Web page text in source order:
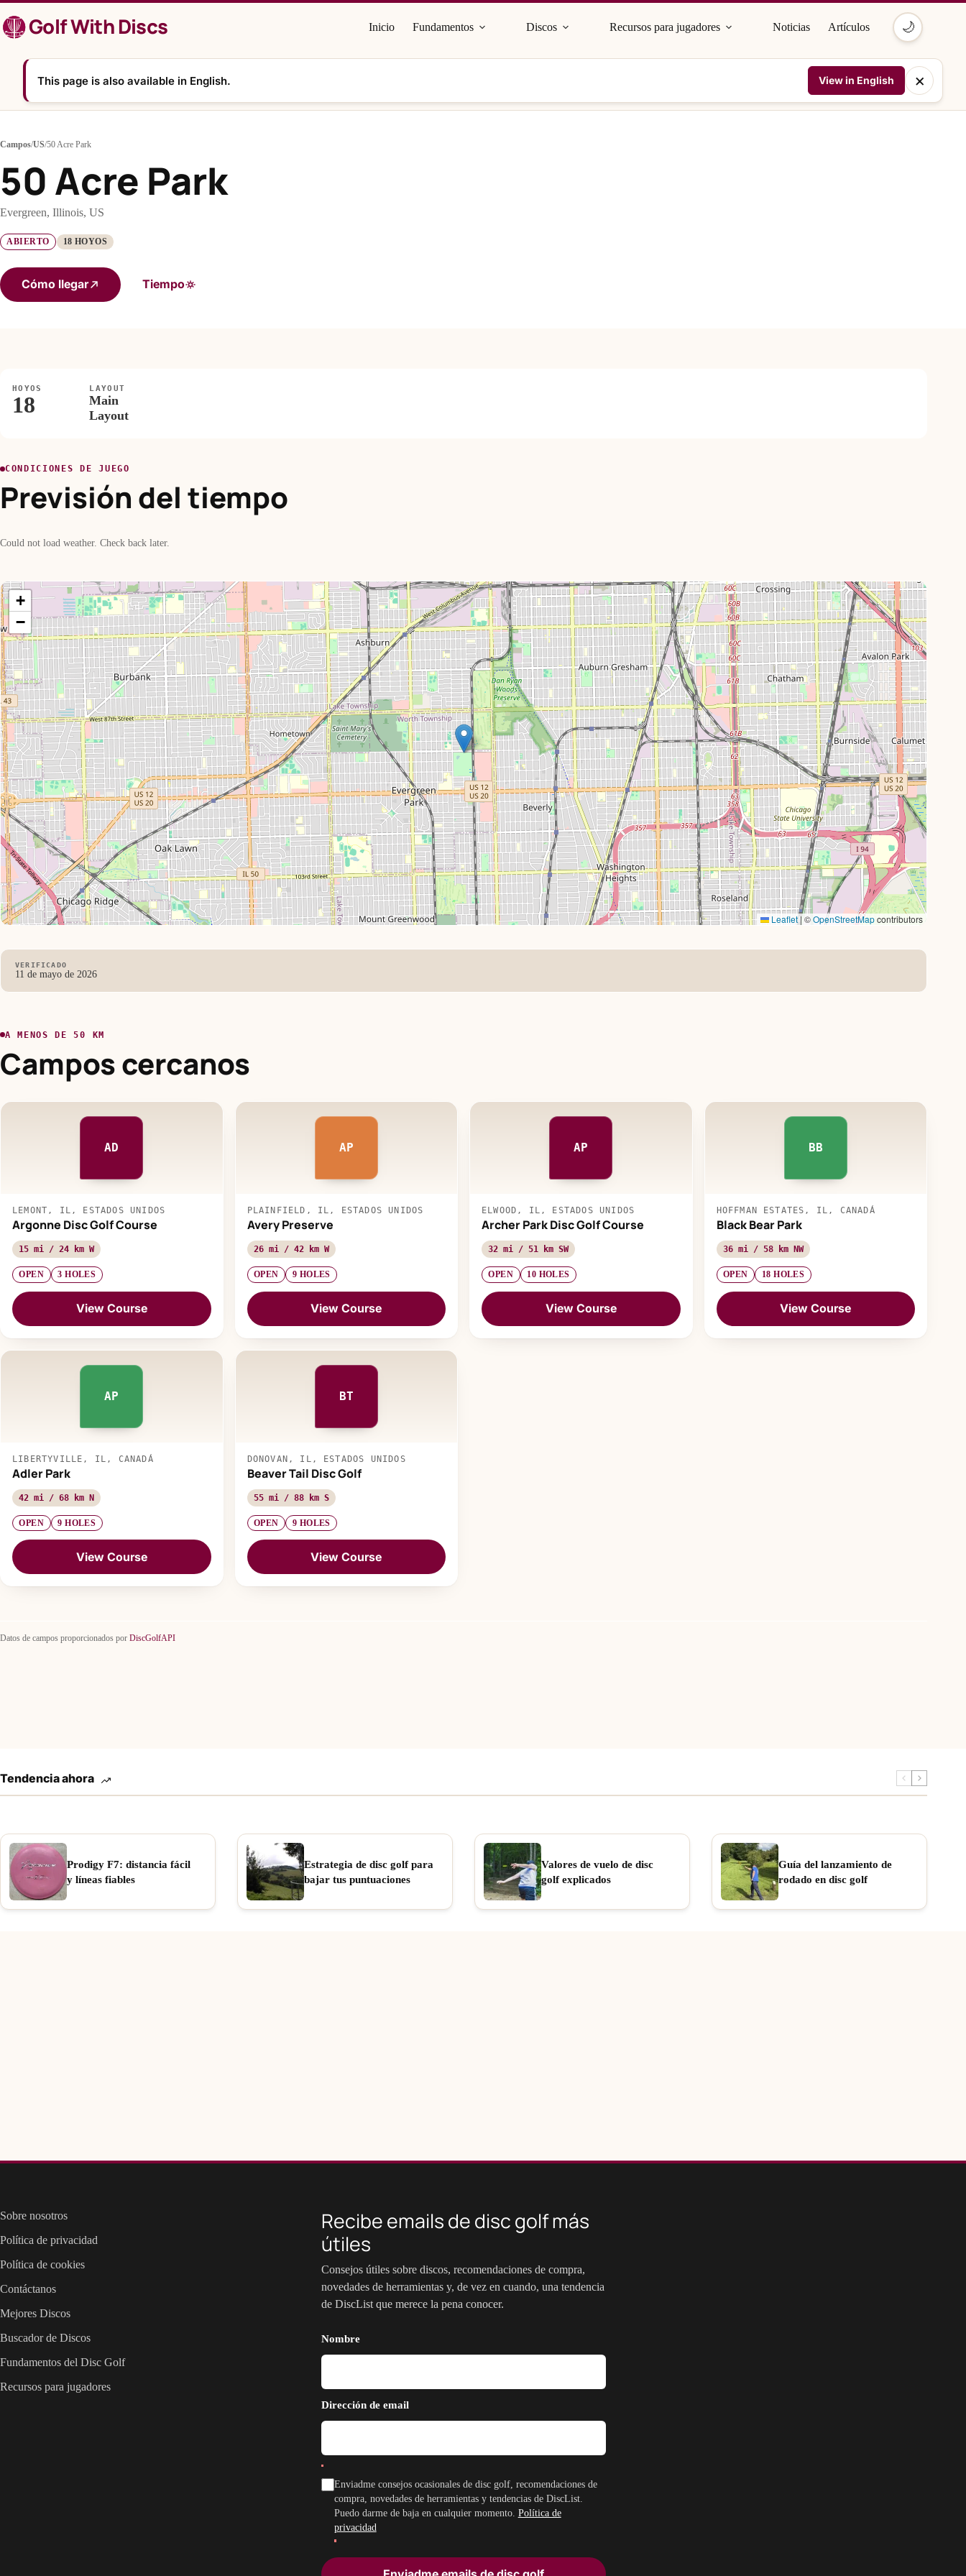
al
contenidoGolf With Discs Inicio Fundamentos Discos Recursos para jugadores Noticias Artículos 🌙
This page is also available in English. View in English ×
Campos/US/50 Acre Park
50 Acre Park
Evergreen, Illinois, US
ABIERTO 18 HOYOS
Cómo llegar Tiempo
HOYOS
18
LAYOUT
Main
Layout
CONDICIONES DE JUEGO
Previsión del tiempo
Could not load weather. Check back later.
+
−
Leaflet | ©OpenStreetMapcontributors
VERIFICADO
11 de mayo de 2026
A MENOS DE 50 KM
Campos cercanos
AD
LEMONT, IL, ESTADOS UNIDOS
Argonne Disc Golf Course
15 mi / 24 km W
OPEN 3 HOLES
View Course
AP
PLAINFIELD, IL, ESTADOS UNIDOS
Avery Preserve
26 mi / 42 km W
OPEN 9 HOLES
View Course
AP
ELWOOD, IL, ESTADOS UNIDOS
Archer Park Disc Golf Course
32 mi / 51 km SW
OPEN 10 HOLES
View Course
BB
HOFFMAN ESTATES, IL, CANADÁ
Black Bear Park
36 mi / 58 km NW
OPEN 18 HOLES
View Course
AP
LIBERTYVILLE, IL, CANADÁ
Adler Park
42 mi / 68 km N
OPEN 9 HOLES
View Course
BT
DONOVAN, IL, ESTADOS UNIDOS
Beaver Tail Disc Golf
55 mi / 88 km S
OPEN 9 HOLES
View Course
Datos de campos proporcionados por DiscGolfAPI
Tendencia ahora
Prodigy F7: distancia fácil
y líneas fiables
Estrategia de disc golf para
bajar tus puntuaciones
Valores de vuelo de disc
golf explicados
Guía del lanzamiento de
rodado en disc golf
Sobre nosotros
Política de privacidad
Política de cookies
Contáctanos
Mejores Discos
Buscador de Discos
Fundamentos del Disc Golf
Recursos para jugadores
Recibe emails de disc golf más
útiles
Consejos útiles sobre discos, recomendaciones de compra,
novedades de herramientas y, de vez en cuando, una tendencia
de DiscList que merece la pena conocer.
Nombre
Dirección de email
Enviadme consejos ocasionales de disc golf, recomendaciones de
compra, novedades de herramientas y tendencias de DiscList.
Puedo darme de baja en cualquier momento. Política de
privacidad